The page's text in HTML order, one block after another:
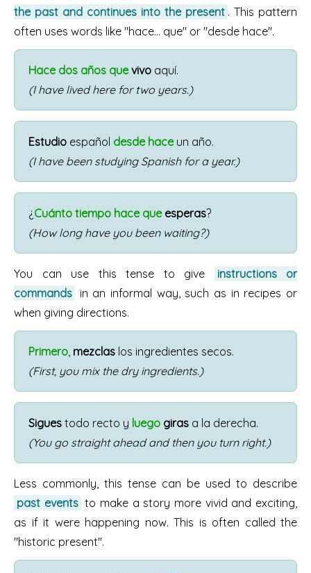
the past and continues into the present . This pattern
often uses words like "hace... que" or "desde hace".
Hace dos años que vivo aquí.
(I have lived here for two years.)
Estudio español desde haceun año.
(I have been studying Spanish for a year.)
¿ Cuánto tiempo hace que esperas?
(How long have you been waiting?)
You can use this tense to give
instructions or
commands in an informal way, such as in recipes or
when giving directions.
Primero, mezclas los ingredientes secos.
(First, you mix the dry ingredients.)
Sigues todo recto y luego giras a la derecha.
(You go straight ahead and then you turn right.)
Less commonly, this tense can be used to describe
past events to make a story more vivid and exciting,
as if it were happening now. This is often called the
"historic present".